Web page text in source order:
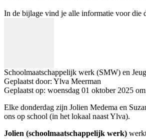
In de bijlage vind je alle informatie voor die
Schoolmaatschappelijk werk (SMW) en
Geplaatst door: Ylva Meerman
Geplaatst op: woensdag 01 oktober 2025
Elke donderdag zijn Jolien Medema en
ons op school (in het lokaal naast Ylva).
Jolien (schoolmaatschappelijk werk)